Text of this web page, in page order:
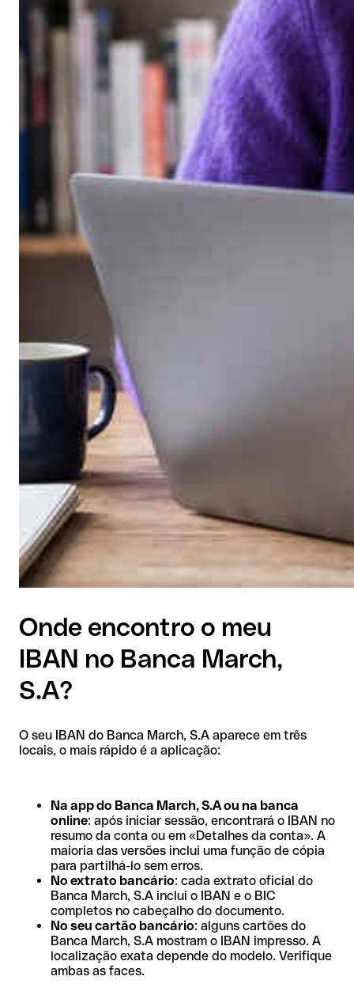
Onde encontro o meu
IBAN no Banca March,
S.A?
O seu IBAN do Banca March, S.A aparece em três
locais, o mais rápido é a aplicação:
Na app do Banca March, S.A ou na banca
online: após iniciar sessão, encontrará o IBAN no
resumo da conta ou em «Detalhes da conta». A
maioria das versões inclui uma função de cópia
para partilhá-lo sem erros.
No extrato bancário: cada extrato oficial do
Banca March, S.A inclui o IBAN e o BIC
completos no cabeçalho do documento.
No seu cartão bancário: alguns cartões do
Banca March, S.A mostram o IBAN impresso. A
localização exata depende do modelo. Verifique
ambas as faces.